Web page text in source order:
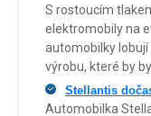
S rostoucím
elektromobily na
automobilky lobují
výrobu, které by
Stellantis
Automobilka